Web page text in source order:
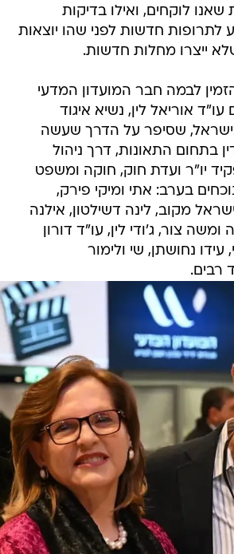
לוקחים, ואילו בדיקות
לתרופות חדשות לפני שהו יוצאות
ייצרו מחלות חדשות.
לבמה חבר המועדון המדעי
אוריאל לין, נשיא איגוד
שסיפר על הדרך שעשה
בתחום התאונות, דרך ניהול
יו"ר ועדת חוק, חוקה ומשפט
בערב: אתי ומיקי פירק,
מקוב, לינה דשילטון, אילנה
צור, ג'ודי לין, עו"ד דורון
נחושתן, שי ולימור